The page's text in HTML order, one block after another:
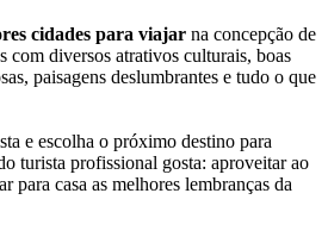
cidades para viajar na concepção de
com diversos atrativos culturais, boas
paisagens deslumbrantes e tudo o que
e escolha o próximo destino para
turista profissional gosta: aproveitar ao
para casa as melhores lembranças da